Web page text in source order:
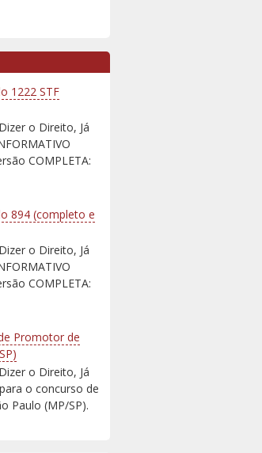
1222 STF
o Direito, Já
COMPLETA:
894 (completo e
o Direito, Já
COMPLETA:
Promotor de
o Direito, Já
o concurso de
Paulo (MP/SP).